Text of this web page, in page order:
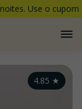
Use o cupom
4.85 ★